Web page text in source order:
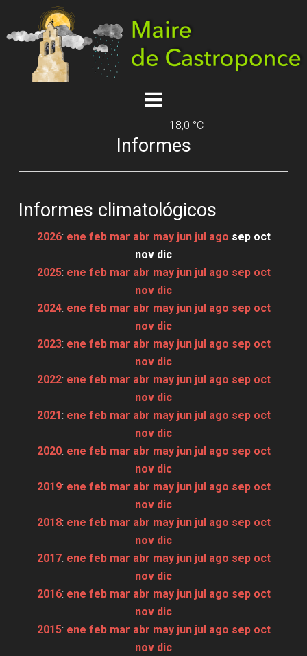
18,0 °C
Informes
Informes climatológicos
2026: ene feb mar abr may jun jul ago sep oct
nov dic
2025: ene feb mar abr may jun jul ago sep oct
nov dic
2024: ene feb mar abr may jun jul ago sep oct
nov dic
2023: ene feb mar abr may jun jul ago sep oct
nov dic
2022: ene feb mar abr may jun jul ago sep oct
nov dic
2021: ene feb mar abr may jun jul ago sep oct
nov dic
2020: ene feb mar abr may jun jul ago sep oct
nov dic
2019: ene feb mar abr may jun jul ago sep oct
nov dic
2018: ene feb mar abr may jun jul ago sep oct
nov dic
2017: ene feb mar abr may jun jul ago sep oct
nov dic
2016: ene feb mar abr may jun jul ago sep oct
nov dic
2015: ene feb mar abr may jun jul ago sep oct
nov dic